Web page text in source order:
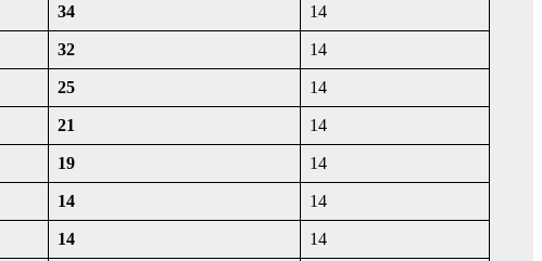
34 14
32 14
25 14
21 14
19 14
14 14
14 14